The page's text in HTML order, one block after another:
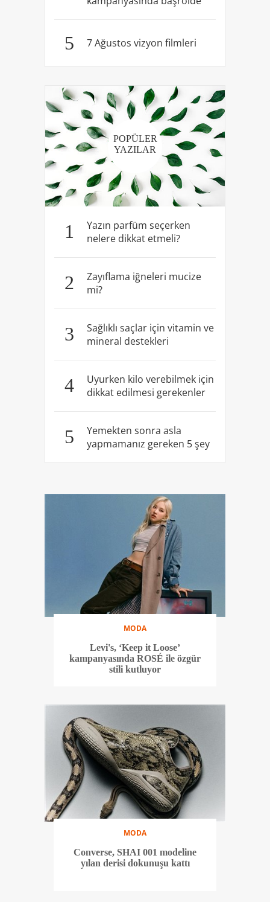
5 7 Ağustos vizyon filmleri
POPÜLER
YAZILAR
1
Yazın parfüm seçerken
nelere dikkat etmeli?
2
Zayıflama iğneleri mucize
mi?
3
Sağlıklı saçlar için vitamin ve
mineral destekleri
4
Uyurken kilo verebilmek için
dikkat edilmesi gerekenler
5
Yemekten sonra asla
yapmamanız gereken 5 şey
MODA
Levi's, ‘Keep it Loose’
kampanyasında ROSÉ ile özgür
stili kutluyor
MODA
Converse, SHAI 001 modeline
yılan derisi dokunuşu kattı